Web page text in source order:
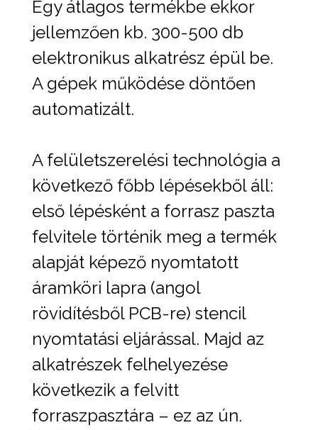
Egy átlagos termékbe ekkor
jellemzően kb. 300-500 db
elektronikus alkatrész épül be.
A gépek működése döntően
automatizált.
A felületszerelési technológia a
következő főbb lépésekből áll:
első lépésként a forrasz paszta
felvitele történik meg a termék
alapját képező nyomtatott
áramköri lapra (angol
rövidítésből PCB-re) stencil
nyomtatási eljárással. Majd az
alkatrészek felhelyezése
következik a felvitt
forraszpasztára – ez az ún.